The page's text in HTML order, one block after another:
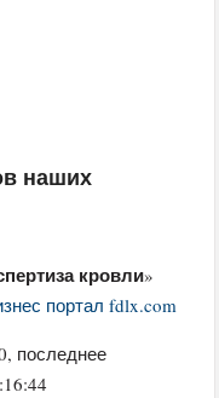
наших
кровли»
портал fdlx.com
, последнее